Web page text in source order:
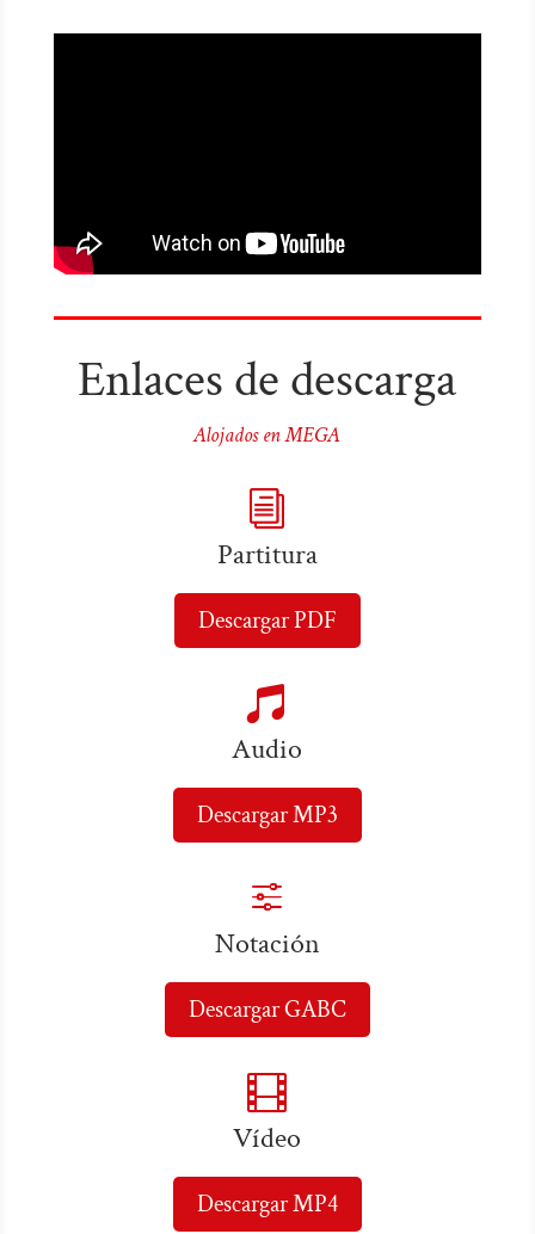
Enlaces de descarga
Alojados en MEGA
i
Partitura
Descargar PDF

Audio
Descargar MP3
f
Notación
Descargar GABC

Vídeo
Descargar MP4